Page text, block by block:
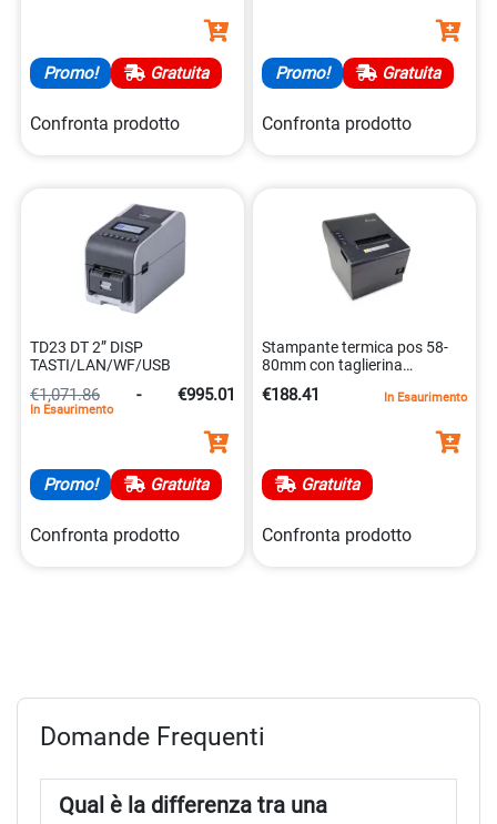
Promo! Gratuita
Confronta prodotto
Promo! Gratuita
Confronta prodotto
TD23 DT 2” DISP
TASTI/LAN/WF/USB
€1,071.86 - €995.01
In Esaurimento
Promo! Gratuita
Confronta prodotto
Stampante termica pos 58-
80mm con taglierina
€188.41 In Esaurimento
Gratuita
Confronta prodotto
Domande Frequenti
Qual è la differenza tra una